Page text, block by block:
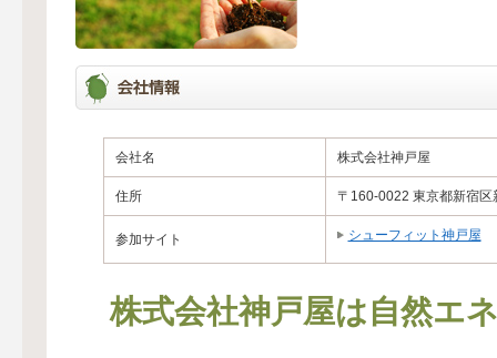
会社名 株式会社神戸屋
住所 〒160-0022 東京都新宿
参加サイト シューフィット神戸屋
株式会社神戸屋は自然エ